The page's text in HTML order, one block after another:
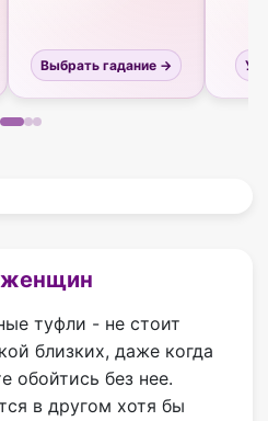
Выбрать гадание →
женщин
туфли - не стоит
близких, даже когда
обойтись без нее.
в другом хотя бы